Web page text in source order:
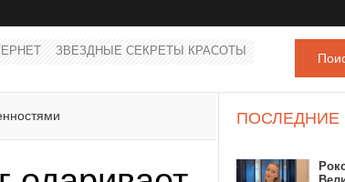
ЗВЕЗДНЫЕ СЕКРЕТЫ КРАСОТЫ
ПОСЛЕДНИЕ
Забыли имя пользователя?